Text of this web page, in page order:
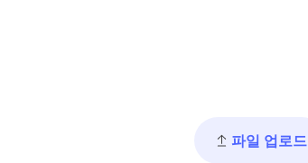
파일 업로드